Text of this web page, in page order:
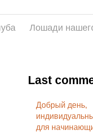
Лошади
Last
Добрый день,
для